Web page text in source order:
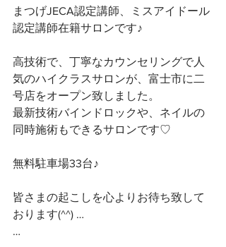
まつげJECA認定講師、ミスアイドール
認定講師在籍サロンです♪
高技術で、丁寧なカウンセリングで人
気のハイクラスサロンが、富士市に二
号店をオープン致しました。
最新技術バインドロックや、ネイルの
同時施術もできるサロンです♡
無料駐車場33台♪
皆さまの起こしを心よりお待ち致して
おります(^^) …
…